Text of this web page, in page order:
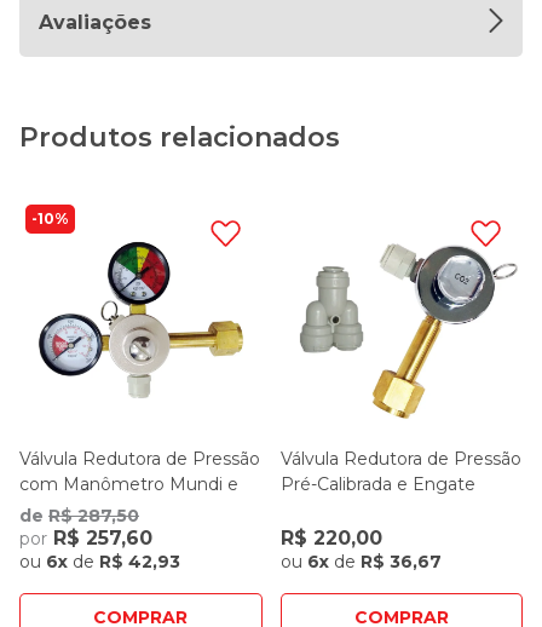
Avaliações
Produtos relacionados
10%
Válvula Redutora de Pressão
com Manômetro Mundi e
Engate Rápido de 1 Saída
de R$ 287,50
por R$ 257,60
ou 6x de R$ 42,93
COMPRAR
Válvula Redutora de Pressão
Pré-Calibrada e Engate
R$ 220,00
ou 6xde R$ 36,67
COMPRAR